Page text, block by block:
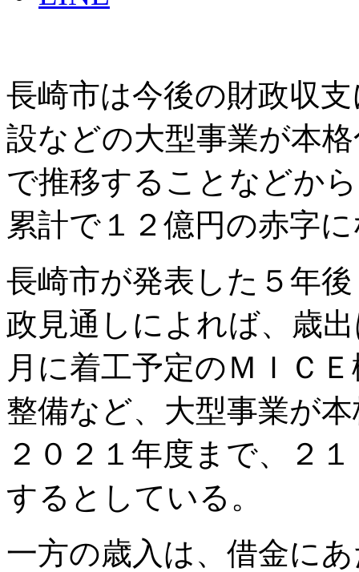
長崎市は今後の財政収
設などの大型事業が本
で推移することなどか
累計で１２億円の赤字
長崎市が発表した５年
政見通しによれば、歳
月に着工予定のＭＩＣ
整備など、大型事業が
２０２１年度まで、２
するとしている。
一方の歳入は、借金に